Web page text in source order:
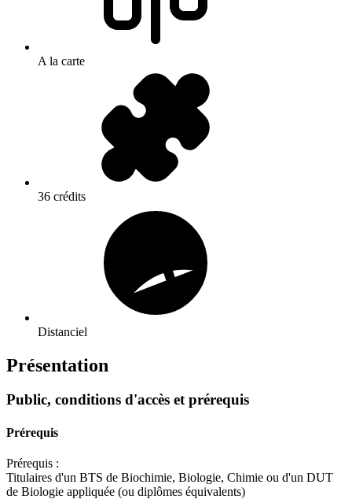
A la carte
36 crédits
Distanciel
Présentation
Public, conditions d'accès et prérequis
Prérequis
Prérequis :
Titulaires d'un BTS de Biochimie, Biologie, Chimie ou d'un DUT
de Biologie appliquée (ou diplômes équivalents)